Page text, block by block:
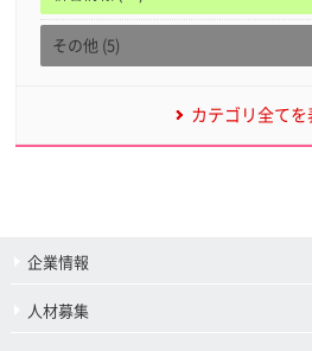
その他 (5)
カテゴリ全てを
企業情報
人材募集